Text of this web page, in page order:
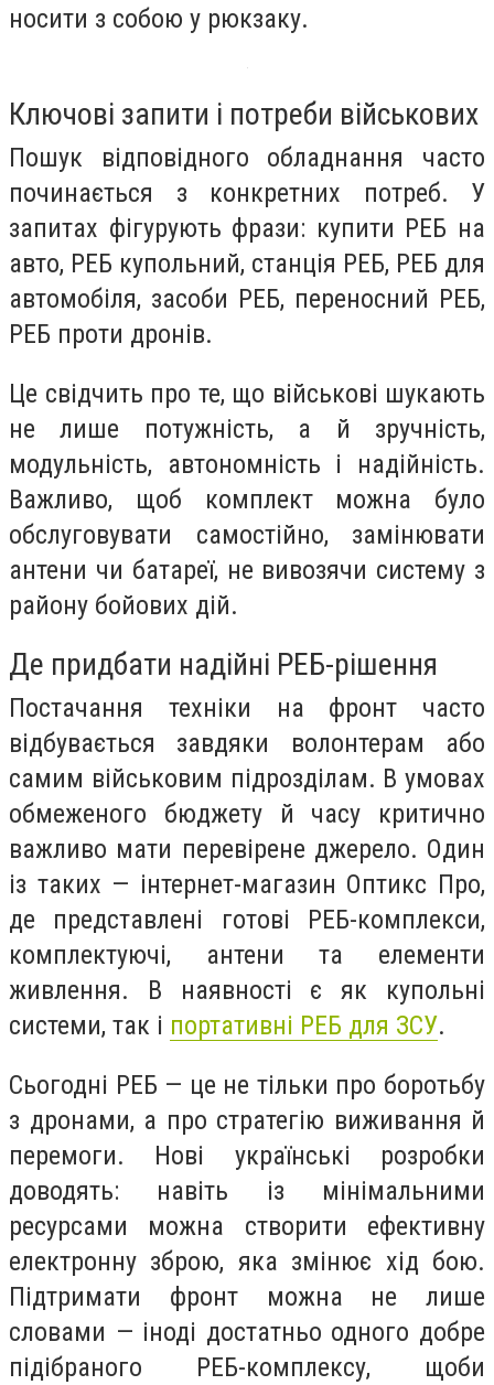
носити з собою у рюкзаку.
Ключові запити і потреби військових
Пошук відповідного обладнання часто
починається з конкретних потреб. У
запитах фігурують фрази: купити РЕБ на
авто, РЕБ купольний, станція РЕБ, РЕБ для
автомобіля, засоби РЕБ, переносний РЕБ,
РЕБ проти дронів.
Це свідчить про те, що військові шукають
не лише потужність, а й зручність,
модульність, автономність і надійність.
Важливо, щоб комплект можна було
обслуговувати самостійно, замінювати
антени чи батареї, не вивозячи систему з
району бойових дій.
Де придбати надійні РЕБ-рішення
Постачання техніки на фронт часто
відбувається завдяки волонтерам або
самим військовим підрозділам. В умовах
обмеженого бюджету й часу критично
важливо мати перевірене джерело. Один
із таких — інтернет-магазин Оптикс Про,
де представлені готові РЕБ-комплекси,
комплектуючі, антени та елементи
живлення. В наявності є як купольні
системи, так і портативні РЕБ для ЗСУ.
Сьогодні РЕБ — це не тільки про боротьбу
з дронами, а про стратегію виживання й
перемоги. Нові українські розробки
доводять: навіть із мінімальними
ресурсами можна створити ефективну
електронну зброю, яка змінює хід бою.
Підтримати фронт можна не лише
словами — іноді достатньо одного добре
підібраного РЕБ-комплексу, щоби